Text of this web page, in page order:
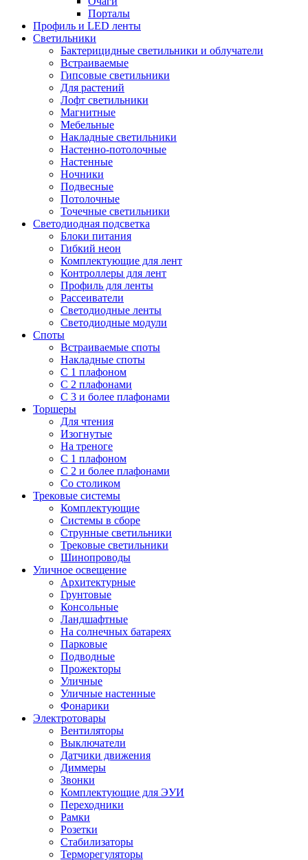
Порталы
Профиль и LED ленты
Светильники
Бактерицидные светильники и облучатели
Встраиваемые
Гипсовые светильники
Для растений
Лофт светильники
Магнитные
Мебельные
Накладные светильники
Настенно-потолочные
Настенные
Ночники
Подвесные
Потолочные
Точечные светильники
Светодиодная подсветка
Блоки питания
Гибкий неон
Комплектующие для лент
Контроллеры для лент
Профиль для ленты
Рассеиватели
Светодиодные ленты
Светодиодные модули
Споты
Встраиваемые споты
Накладные споты
С 1 плафоном
С 2 плафонами
С 3 и более плафонами
Торшеры
Для чтения
Изогнутые
На треноге
С 1 плафоном
С 2 и более плафонами
Со столиком
Трековые системы
Комплектующие
Системы в сборе
Струнные светильники
Трековые светильники
Шинопроводы
Уличное освещение
Архитектурные
Грунтовые
Консольные
Ландшафтные
На солнечных батареях
Парковые
Подводные
Прожекторы
Уличные
Уличные настенные
Фонарики
Электротовары
Вентиляторы
Выключатели
Датчики движения
Диммеры
Звонки
Комплектующие для ЭУИ
Переходники
Рамки
Розетки
Стабилизаторы
Терморегуляторы